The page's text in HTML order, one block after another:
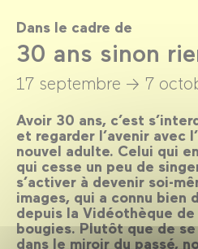
Dans le cadre de
30 ans sinon
17 septembre → 7
Avoir 30 ans, c’est
et regarder l’avenir avec
nouvel adulte. Celui qui
qui cesse un peu de
s’activer à devenir soi-
images, qui a connu bien
depuis la Vidéothèque
bougies. Plutôt que de
dans le miroir du passé,